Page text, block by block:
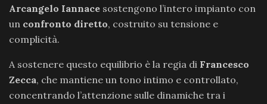
Arcangelo Iannace sostengono l’intero impianto con
un confronto diretto, costruito su tensione e
complicità.
A sostenere questo equilibrio è la regia di Francesco
Zecca, che mantiene un tono intimo e controllato,
concentrando l’attenzione sulle dinamiche tra i